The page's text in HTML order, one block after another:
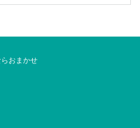
おまかせ